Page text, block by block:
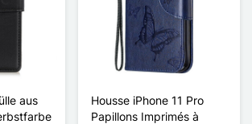
aus
Housse iPhone 11 Pro
Papillons Imprimés à